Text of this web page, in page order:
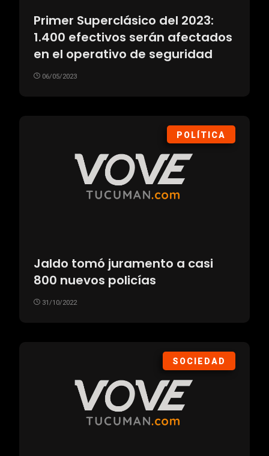
Primer Superclásico del 2023:
1.400 efectivos serán afectados
en el operativo de seguridad
06/05/2023
POLÍTICA
Jaldo tomó juramento a casi
800 nuevos policías
31/10/2022
SOCIEDAD